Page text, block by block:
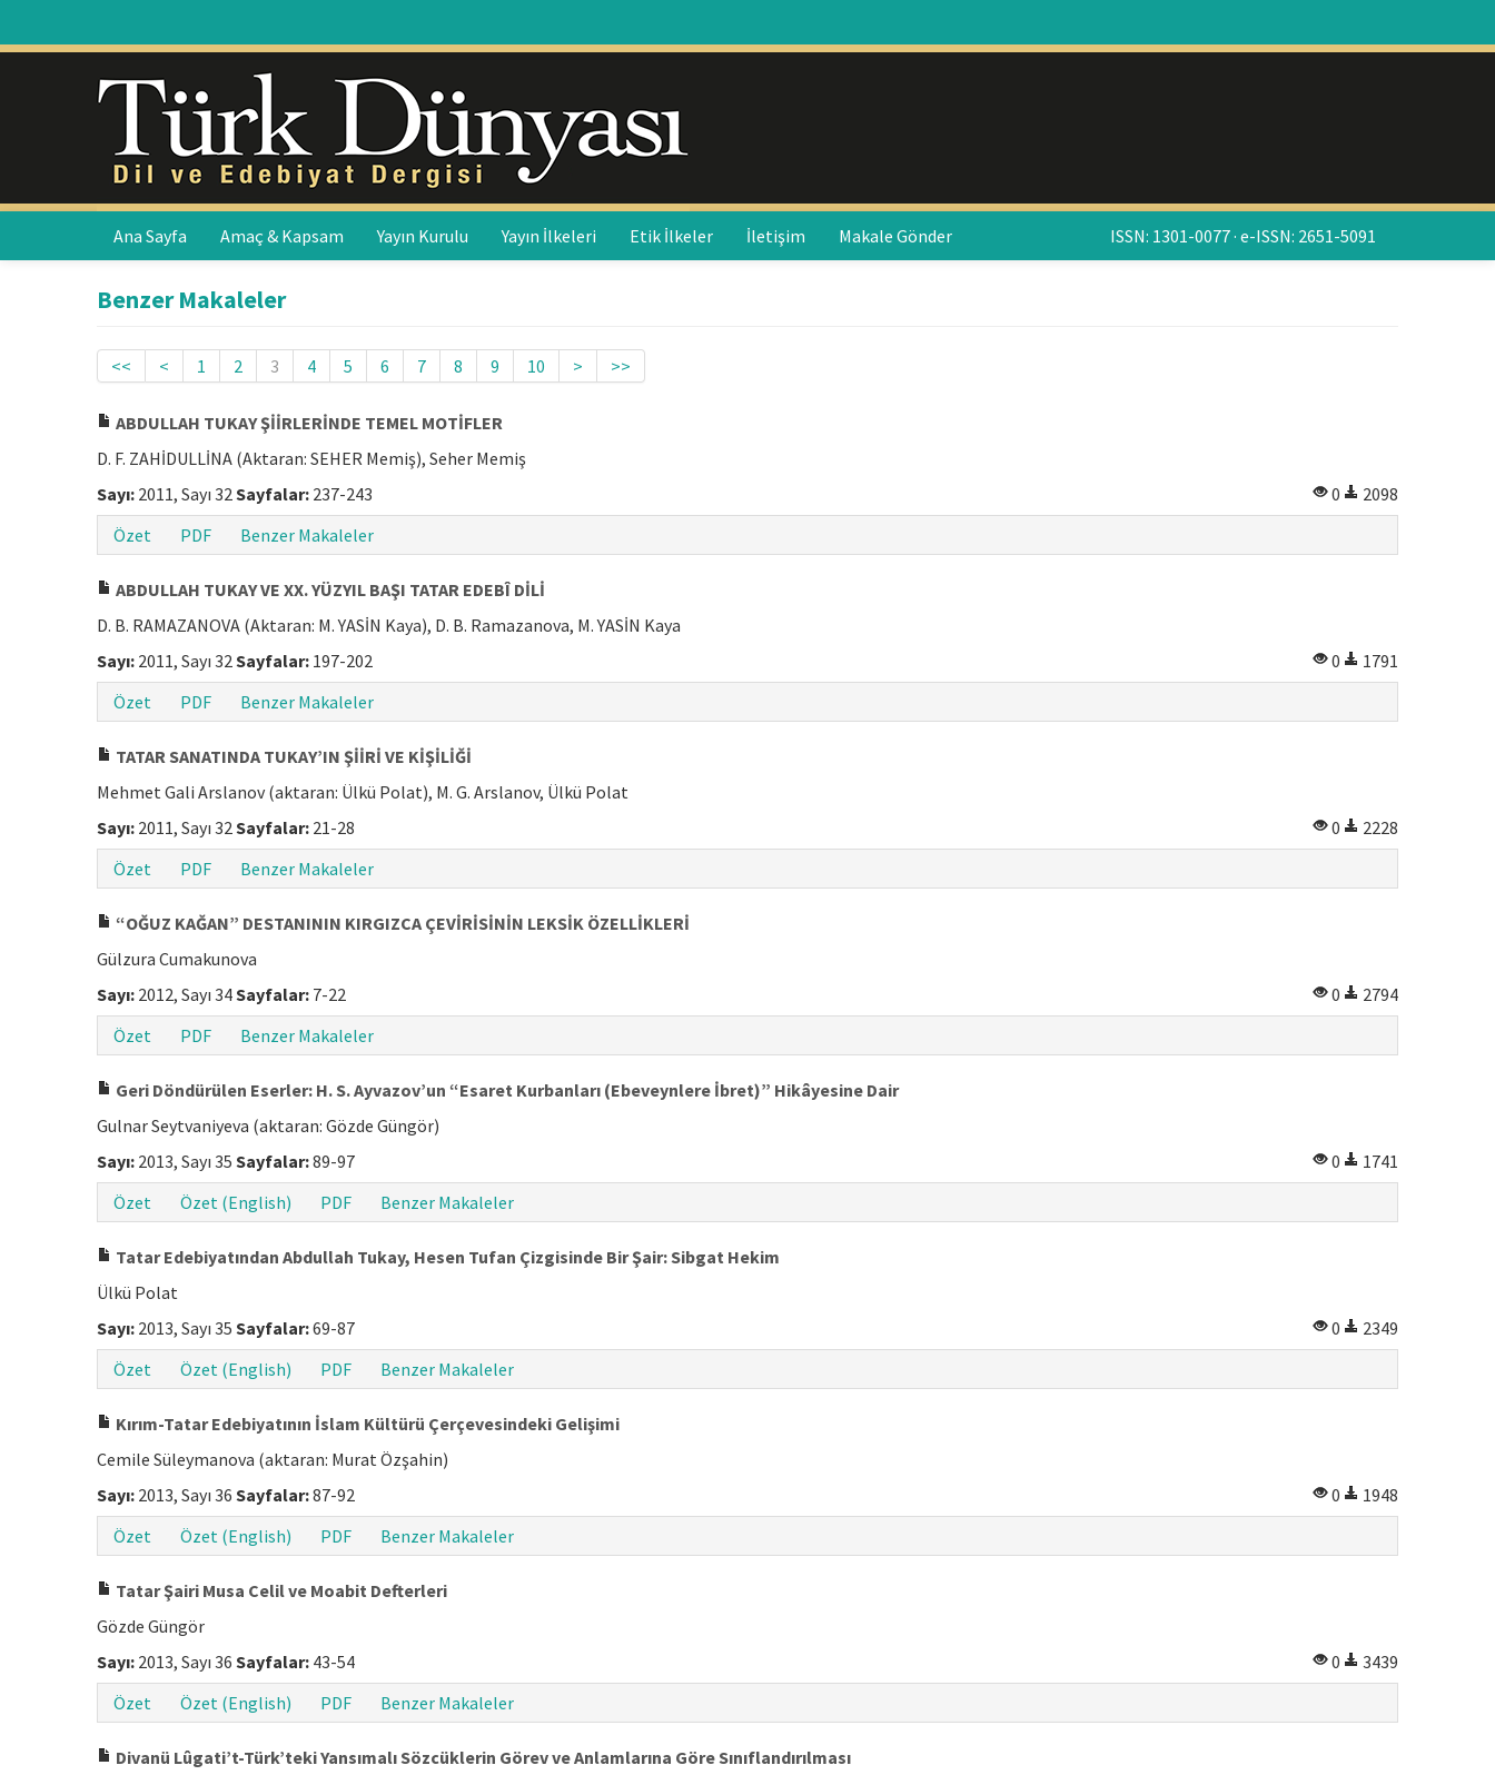
Ana Sayfa Amaç & Kapsam Yayın Kurulu Yayın İlkeleri Etik İlkeler İletişim Makale Gönder ISSN: 1301-0077 · e-ISSN: 2651-5091
Benzer Makaleler
<< < 1 2 3 4 5 6 7 8 9 10 > >>
ABDULLAH TUKAY ŞİİRLERİNDE TEMEL MOTİFLER
D. F. ZAHİDULLİNA (Aktaran: SEHER Memiş), Seher Memiş
Sayı: 2011, Sayı 32Sayfalar: 237-243 0
2098
Özet
PDF Benzer Makaleler
ABDULLAH TUKAY VE XX. YÜZYIL BAŞI TATAR EDEBÎ DİLİ
D. B. RAMAZANOVA (Aktaran: M. YASİN Kaya), D. B. Ramazanova, M. YASİN Kaya
Sayı: 2011, Sayı 32Sayfalar: 197-202 0
1791
Özet
PDF Benzer Makaleler
TATAR SANATINDA TUKAY’IN ŞİİRİ VE KİŞİLİĞİ
Mehmet Gali Arslanov (aktaran: Ülkü Polat), M. G. Arslanov, Ülkü Polat
Sayı: 2011, Sayı 32Sayfalar: 21-28 0
2228
Özet
PDF Benzer Makaleler
“OĞUZ KAĞAN” DESTANININ KIRGIZCA ÇEVİRİSİNİN LEKSİK ÖZELLİKLERİ
Gülzura Cumakunova
Sayı: 2012, Sayı 34Sayfalar: 7-22 0
2794
Özet
PDF Benzer Makaleler
Geri Döndürülen Eserler: H. S. Ayvazov’un “Esaret Kurbanları (Ebeveynlere İbret)” Hikâyesine Dair
Gulnar Seytvaniyeva (aktaran: Gözde Güngör)
Sayı: 2013, Sayı 35 Sayfalar:89-97 0
1741
Özet
Özet (English) PDF Benzer Makaleler
Tatar Edebiyatından Abdullah Tukay, Hesen Tufan Çizgisinde Bir Şair: Sibgat Hekim
Ülkü Polat
Sayı: 2013, Sayı 35 Sayfalar:69-87 0
2349
Özet
Özet (English) PDF Benzer Makaleler
Kırım-Tatar Edebiyatının İslam Kültürü Çerçevesindeki Gelişimi
Cemile Süleymanova (aktaran: Murat Özşahin)
Sayı: 2013, Sayı 36 Sayfalar:87-92 0
1948
Özet
Özet (English) PDF Benzer Makaleler
Tatar Şairi Musa Celil ve Moabit Defterleri
Gözde Güngör
Sayı: 2013, Sayı 36 Sayfalar: 43-54 0
3439
Özet
Özet (English) PDF Benzer Makaleler
Divanü Lûgati’t-Türk’teki Yansımalı Sözcüklerin Görev ve Anlamlarına Göre Sınıflandırılması